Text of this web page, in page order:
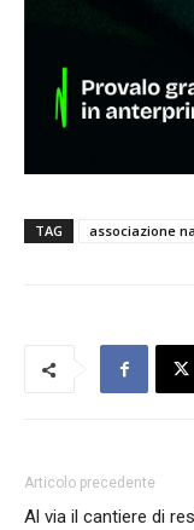
TAG associazione
Articolo precedente
Al via il cantiere di